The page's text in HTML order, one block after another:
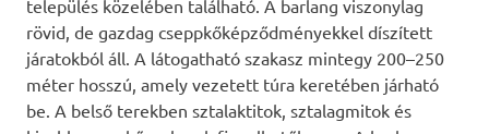
település közelében található. A barlang viszonylag
rövid, de gazdag cseppkőképződményekkel díszített
járatokból áll. A látogatható szakasz mintegy 200–250
méter hosszú, amely vezetett túra keretében járható
be. A belső terekben sztalaktitok, sztalagmitok és